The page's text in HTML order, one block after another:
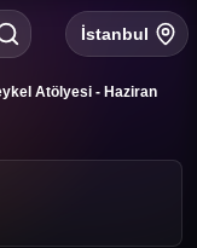
İstanbul
Atölyesi - Haziran